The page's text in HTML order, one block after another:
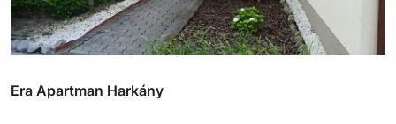
Era Apartman Harkány